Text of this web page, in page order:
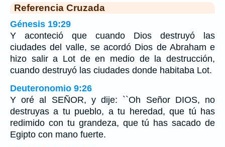
Referencia Cruzada
Génesis 19:29
Y aconteció que cuando Dios destruyó las
ciudades del valle, se acordó Dios de Abraham e
hizo salir a Lot de en medio de la destrucción,
cuando destruyó las ciudades donde habitaba Lot.
Deuteronomio 9:26
Y oré al SEÑOR, y dije: ``Oh Señor DIOS, no
destruyas a tu pueblo, a tu heredad, que tú has
redimido con tu grandeza, que tú has sacado de
Egipto con mano fuerte.